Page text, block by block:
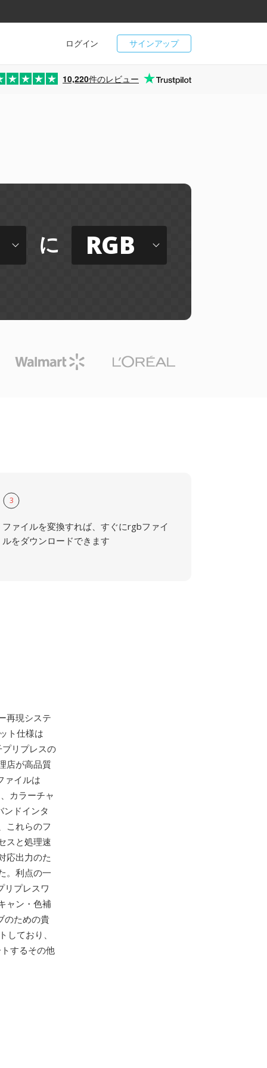
サインアップ
ログイン
10,220件のレビュー
に RGB
3
ファイルを変換すれば、すぐにrgbファイ
ルをダウンロードできます
再現システ
ト仕様は
リプレスの
店が高品質
ァイルは
カラーチャ
ンドインタ
これらのフ
スと処理速
応出力のた
。利点の一
リプレスワ
ャン・色補
のための貴
ており、
するその他